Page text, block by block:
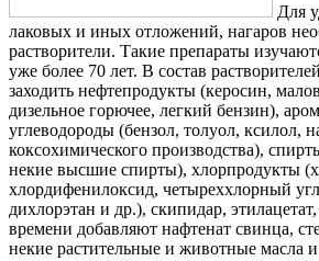
Для
лаковых и иных отложений, нагаров
растворители. Такие препараты
уже более 70 лет. В состав
заходить нефтепродукты (керосин,
дизельное горючее, легкий бензин),
углеводороды (бензол, толуол, ксилол,
коксохимического производства),
некие высшие спирты), хлорпродукты
хлордифенилоксид, четыреххлорный
дихлорэтан и др.), скипидар,
времени добавляют нафтенат свинца,
некие растительные и животные масла